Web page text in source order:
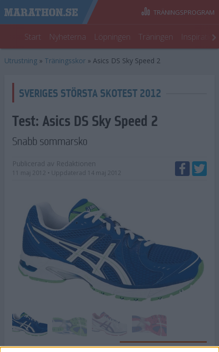
Start Nyheterna Löpningen Träningen
TRÄNINGSPROGRAM
Utrustning » Träningsskor » Asics DS Sky Speed 2
SVERIGES STÖRSTA SKOTEST 2012
Test: Asics DS Sky Speed 2
Snabb sommarsko
Publicerad av Redaktionen
11 maj 2012 • Uppdaterad 14 maj 2012